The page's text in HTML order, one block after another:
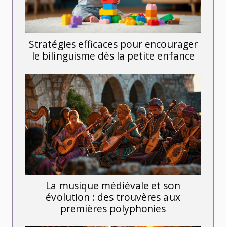
Stratégies efficaces pour encourager
le bilinguisme dès la petite enfance
La musique médiévale et son
évolution : des trouvères aux
premières polyphonies